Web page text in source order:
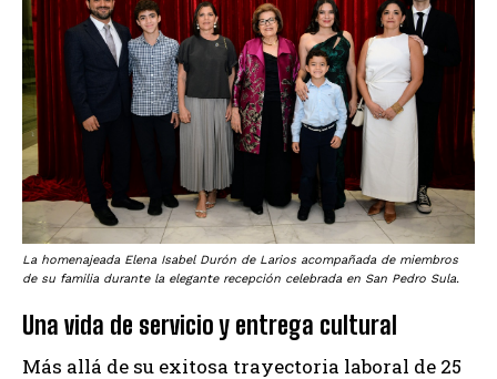
La homenajeada Elena Isabel Durón de Larios acompañada de miembros
de su familia durante la elegante recepción celebrada en San Pedro Sula.
Una vida de servicio y entrega cultural
Más allá de su exitosa trayectoria laboral de 25